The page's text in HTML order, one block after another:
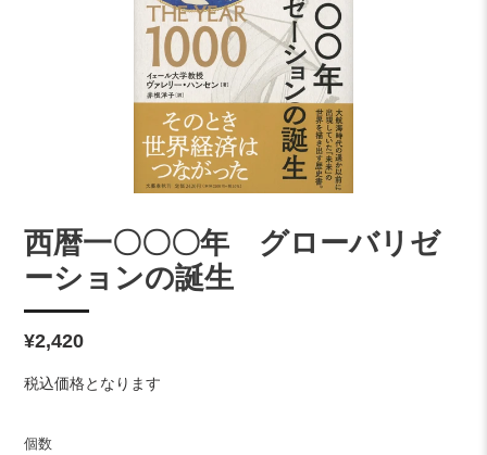
西暦一〇〇〇年 グローバリゼ
ーションの誕生
通
価
¥2,420
税込価格となります
個数